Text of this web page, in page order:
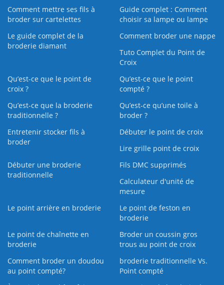
Comment mettre ses fils à
broder sur cartelettes
Guide complet : Comment
choisir sa lampe ou lampe
Le guide complet de la
broderie diamant
Comment broder une nappe
Tuto Complet du Point de
Croix
Qu’est-ce que le point de
croix ?
Qu’est-ce que le point
compté ?
Qu’est-ce que la broderie
traditionnelle ?
Qu’est‑ce qu’une toile à
broder ?
Entretenir stocker fils à
broder
Débuter le point de croix
Lire grille point de croix
Débuter une broderie
traditionnelle
Fils DMC supprimés
Calculateur d'unité de
mesure
Le point arrière en broderie
Le point de feston en
broderie
Le point de chaînette en
broderie
Broder un coussin gros
trous au point de croix
Comment broder un doudou
au point compté?
broderie traditionnelle Vs.
Point compté